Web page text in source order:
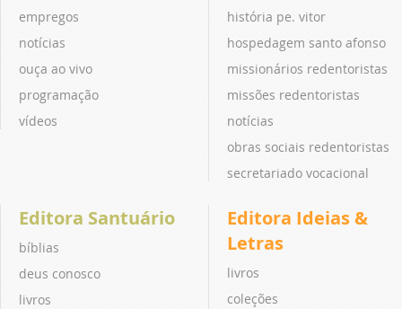
empregos
notícias
ouça ao vivo
programação
vídeos
história pe. vitor
hospedagem santo afonso
missionários redentoristas
missões redentoristas
notícias
obras sociais redentoristas
secretariado vocacional
Editora Santuário
bíblias
deus conosco
livros
Editora Ideias &
Letras
livros
coleções